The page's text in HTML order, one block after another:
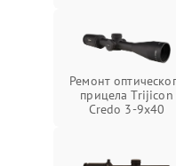
Ремонт
прицела Trijicon
Credo 3-9x40